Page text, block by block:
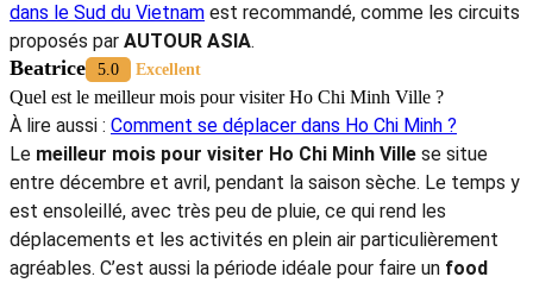
À vous référer:Hauts Plateaux Vietnam depuis Saigon 9 jours
La durée idéale pour visiter le sud du Vietnam dépend de vos
envies et du temps dont vous disposez. Pour une première
découverte, une adventure3 jours au Sud Vietnamsuffisent
pour explorer le delta du Mékong. Si vous souhaitez une
expérience plus complète, prévoyez4 jours dans le Sud du
Vietnamà5 jours à visiter le delta du Mékongpour profiter
de la vie locale et des paysages naturels, tout en ajoutant un
food tour à moto à Ho Chi Minh Ville pendant une journée
pour goûter aux spécialités vietnamiennes. Pour une